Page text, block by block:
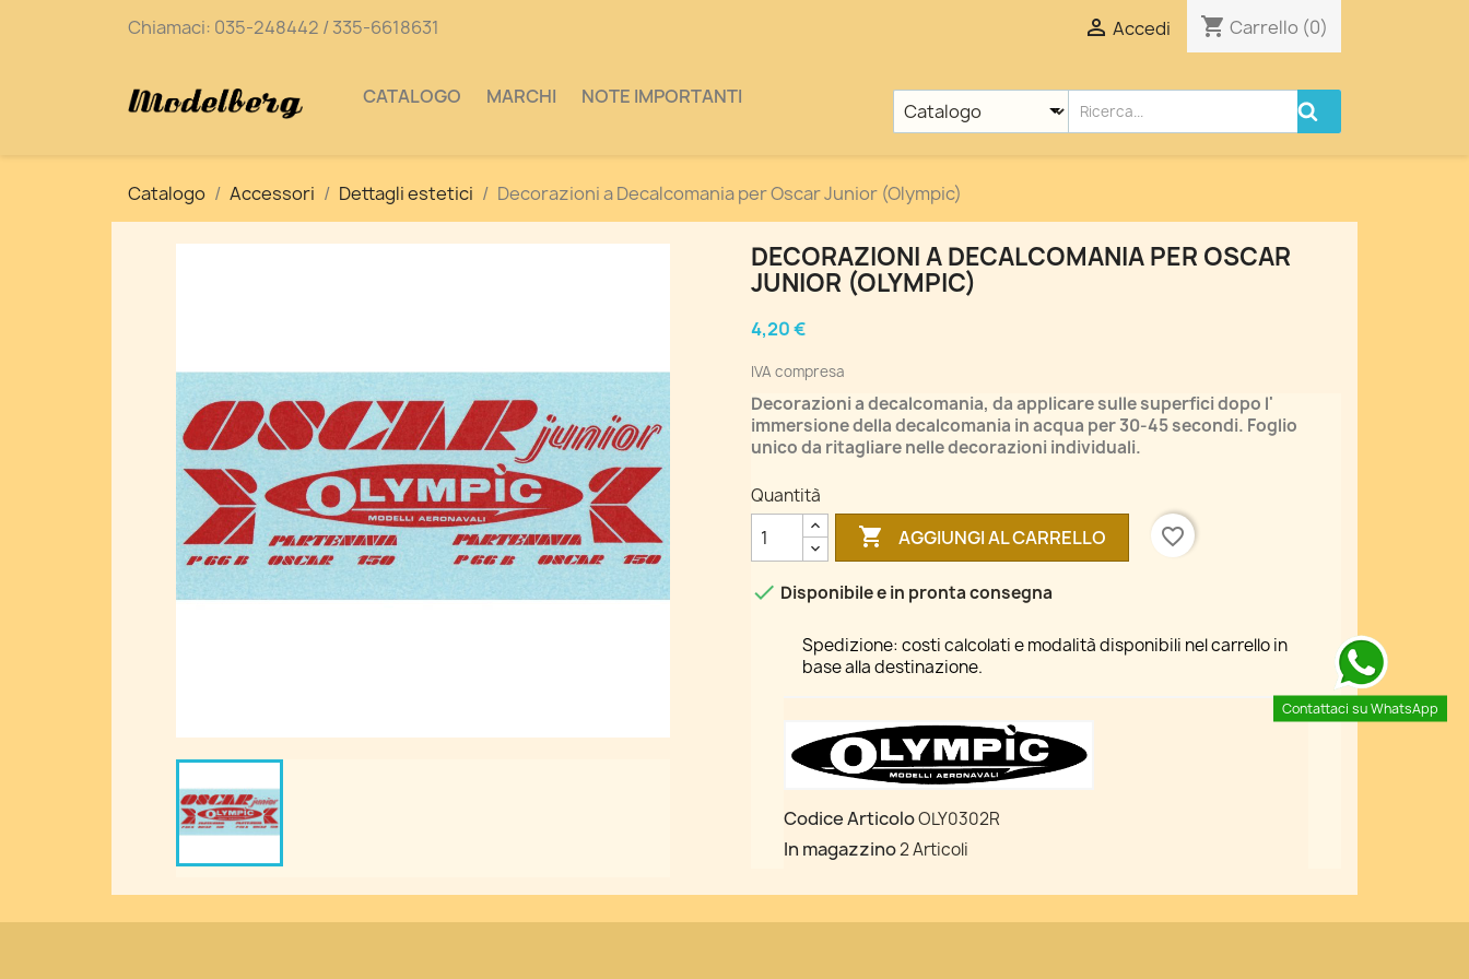
Chiamaci: 035-248442 / 335-6618631  Accedi shopping_cart Carrello (0)
CATALOGO MARCHI NOTE IMPORTANTI
Catalogo Accessori Dettagli estetici Decorazioni a Decalcomania per Oscar Junior (Olympic)
DECORAZIONI A DECALCOMANIA PER OSCAR
JUNIOR (OLYMPIC)
4,20 €
IVA compresa
Decorazioni a decalcomania, da applicare sulle superfici dopo l'
immersione della decalcomania in acqua per 30-45 secondi. Foglio
unico da ritagliare nelle decorazioni individuali.
Quantità
 AGGIUNGI AL CARRELLO favorite_border
 Disponibile e in pronta consegna
Spedizione: costi calcolati e modalità disponibili nel carrello in
base alla destinazione.
Codice ArticoloOLY0302R
In magazzino2 Articoli
Contattaci su WhatsApp